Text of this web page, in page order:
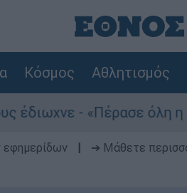
Κόσμος Αθλητισμός
όλη η ζωή μπροστά
➔ Μάθετε